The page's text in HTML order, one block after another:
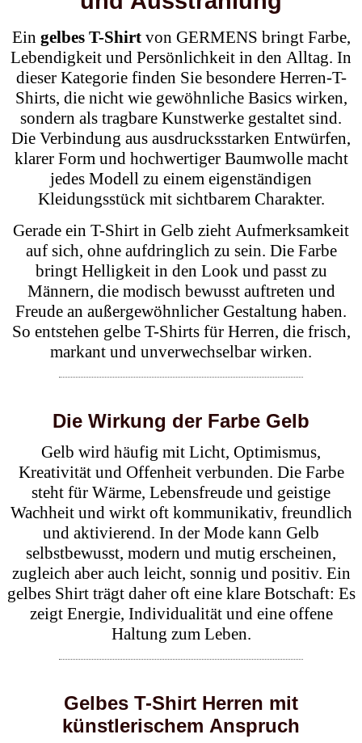
Ein gelbes T-Shirtvon GERMENS bringt Farbe,
Lebendigkeit und Persönlichkeit in den Alltag. In
dieser Kategorie finden Sie besondere Herren-T-
Shirts, die nicht wie gewöhnliche Basics wirken,
sondern als tragbare Kunstwerke gestaltet sind.
Die Verbindung aus ausdrucksstarken Entwürfen,
klarer Form und hochwertiger Baumwolle macht
jedes Modell zu einem eigenständigen
Kleidungsstück mit sichtbarem Charakter.
Gerade ein T-Shirt in Gelb zieht Aufmerksamkeit
auf sich, ohne aufdringlich zu sein. Die Farbe
bringt Helligkeit in den Look und passt zu
Männern, die modisch bewusst auftreten und
Freude an außergewöhnlicher Gestaltung haben.
So entstehen gelbe T-Shirts für Herren, die frisch,
markant und unverwechselbar wirken.
Die Wirkung der Farbe Gelb
Gelb wird häufig mit Licht, Optimismus,
Kreativität und Offenheit verbunden. Die Farbe
steht für Wärme, Lebensfreude und geistige
Wachheit und wirkt oft kommunikativ, freundlich
und aktivierend. In der Mode kann Gelb
selbstbewusst, modern und mutig erscheinen,
zugleich aber auch leicht, sonnig und positiv. Ein
gelbes Shirt trägt daher oft eine klare Botschaft: Es
zeigt Energie, Individualität und eine offene
Haltung zum Leben.
Gelbes T-Shirt Herren mit
künstlerischem Anspruch